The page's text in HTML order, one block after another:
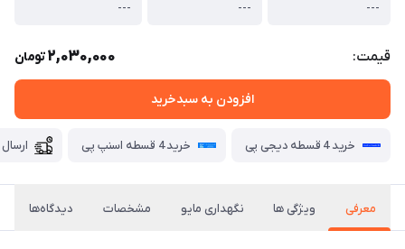
---
---
---
قیمت: 2,030,000تومان
افزودن به سبدخرید
خرید 4 قسطه دیجی پی خرید 4 قسطه اسنپ پی
معرفی ویژگی ها نگهداری مایو مشخصات دیدگاه‌ها